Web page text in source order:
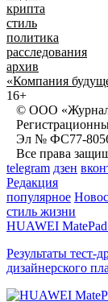
крипта
стиль
политика
расследования
архив
«Компания
16+
© ООО «Журнал
Эл № ФС77-
Все права
telegram дзен
Редакция
популярное
стиль жизни
HUAWEI MatePad
Результаты тест-
дизайнерского